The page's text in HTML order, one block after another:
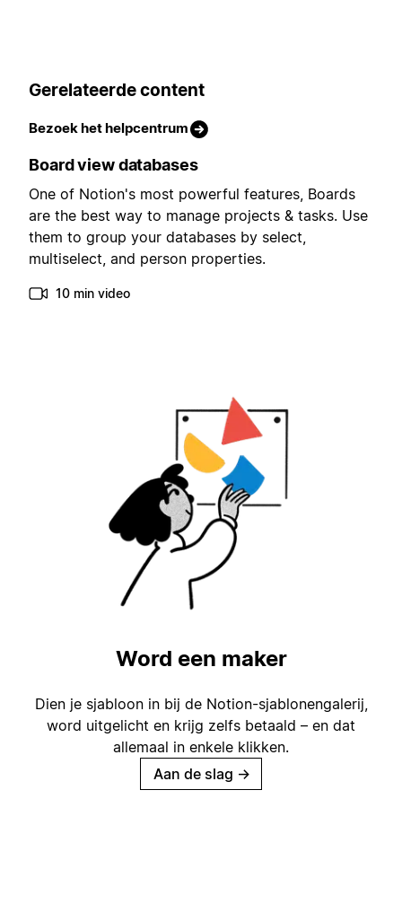
Gerelateerde content
Bezoek het helpcentrum
Board view databases
One of Notion's most powerful features, Boards
are the best way to manage projects & tasks. Use
them to group your databases by select,
multiselect, and person properties.
10 min video
Word een maker
Dien je sjabloon in bij de Notion-sjablonengalerij,
word uitgelicht en krijg zelfs betaald – en dat
allemaal in enkele klikken.
Aan de slag →